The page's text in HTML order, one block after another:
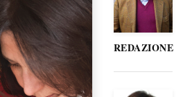
REDAZIONE